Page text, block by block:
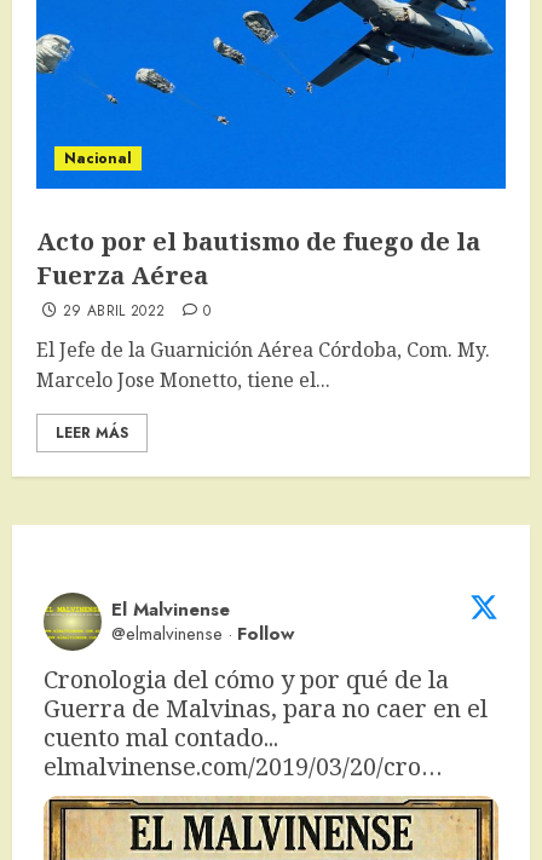
Nacional
Acto por el bautismo de fuego de la
Fuerza Aérea
29 ABRIL 2022 0
El Jefe de la Guarnición Aérea Córdoba, Com. My.
Marcelo Jose Monetto, tiene el...
LEER MÁS
El Malvinense
@elmalvinense · Follow
Cronologia del cómo y por qué de la
Guerra de Malvinas, para no caer en el
elmalvinense.com/2019/03/20/cro…